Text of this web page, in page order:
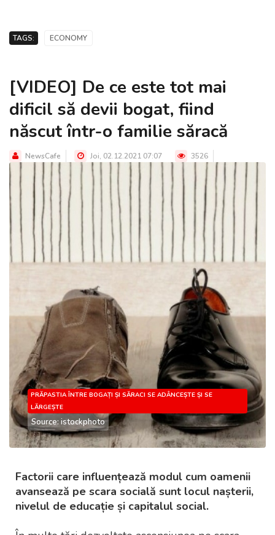
TAGS: ECONOMY
[VIDEO] De ce este tot mai
dificil să devii bogat, fiind
născut într-o familie săracă
NewsCafe Joi, 02.12.2021 07:07 3526
PRĂPASTIA ÎNTRE BOGAȚI ȘI SĂRACI SE ADÂNCEȘTE ȘI SE
LĂRGEȘTE
Source: istockphoto
Factorii care influențează modul cum oamenii
avansează pe scara socială sunt locul nașterii,
nivelul de educație și capitalul social.